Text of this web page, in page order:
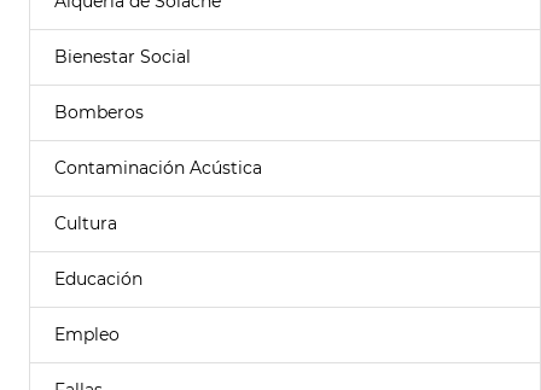
Bienestar Social
Bomberos
Contaminación Acústica
Cultura
Educación
Empleo